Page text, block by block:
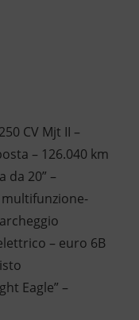
CV Mjt II –
– 126.040 km
da 20” –
– euro 6B
Eagle” –